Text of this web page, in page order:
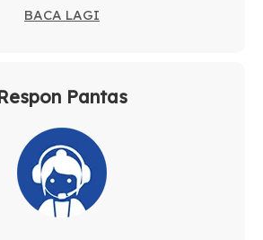
BACA LAGI
Pantas